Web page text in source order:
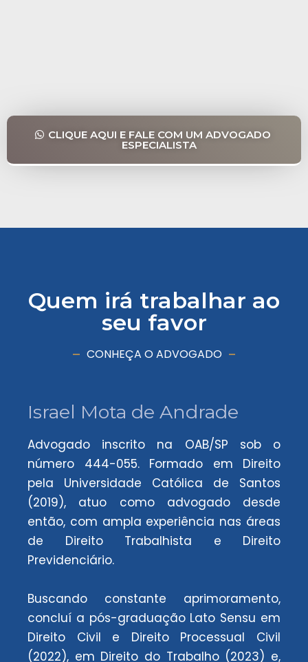
CLIQUE AQUI E FALE COM UM ADVOGADO
ESPECIALISTA
Quem irá trabalhar ao
seu favor
CONHEÇA O ADVOGADO
Israel Mota de Andrade
Advogado inscrito na OAB/SP sob o
número 444-055. Formado em Direito
pela Universidade Católica de Santos
(2019), atuo como advogado desde
então, com ampla experiência nas áreas
de Direito Trabalhista e Direito
Previdenciário.
Buscando constante aprimoramento,
concluí a pós-graduação Lato Sensu em
Direito Civil e Direito Processual Civil
(2022), em Direito do Trabalho (2023) e,